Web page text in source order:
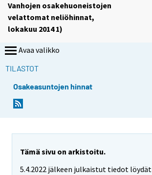
Vanhojen osakehuoneistojen
velattomat neliöhinnat,
lokakuu 2014 1)
Avaa valikko
TILASTOT
Osakeasuntojen hinnat
Tämä sivu on arkistoitu.
5.4.2022 jälkeen julkaistut tiedot löydät